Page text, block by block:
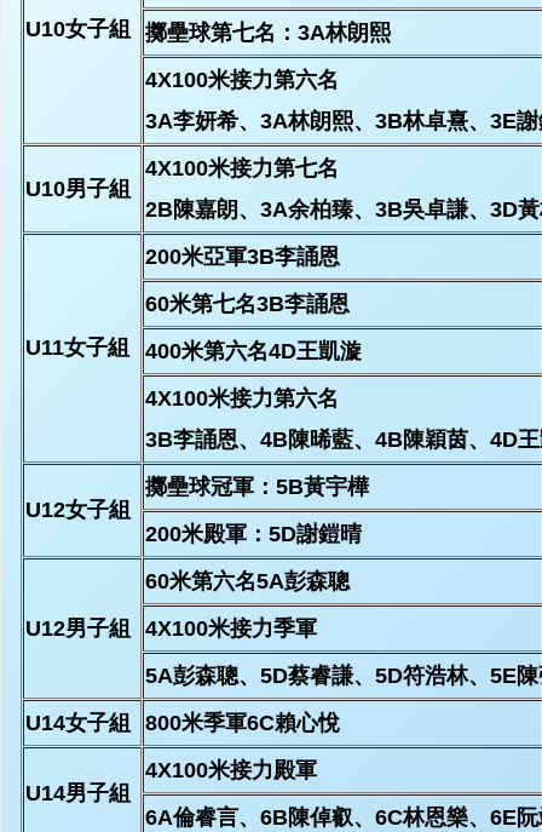
U10女子組
擲壘球第七名：3A林朗熙
4X100米接力第六名
3A李妍希、3A林朗熙、3B林卓熹、3E
U10男子組
4X100米接力第七名
2B陳嘉朗、3A余柏臻、3B吳卓謙、3D
U11女子組
200米亞軍3B李誦恩
60米第七名3B李誦恩
400米第六名4D王凱漩
4X100米接力第六名
3B李誦恩、4B陳晞藍、4B陳穎茵、4D
U12女子組
擲壘球冠軍：5B黃宇樺
200米殿軍：5D謝鎧晴
U12男子組
60米第六名5A彭森聰
4X100米接力季軍
5A彭森聰、5D蔡睿謙、5D符浩林、5E
U14女子組
800米季軍6C賴心悅
U14男子組
4X100米接力殿軍
6A倫睿言、6B陳倬叡、6C林恩樂、6E